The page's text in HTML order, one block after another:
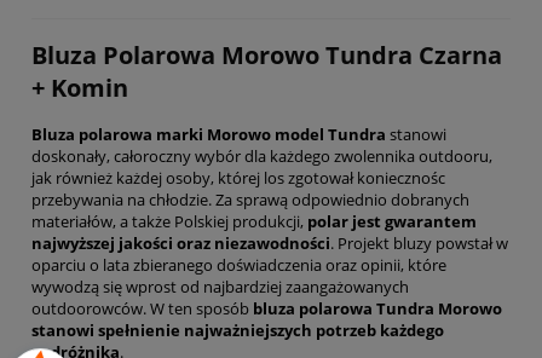
Bluza Polarowa Morowo Tundra Czarna
+ Komin
Bluza polarowa marki Morowo model Tundra stanowi
doskonały, całoroczny wybór dla każdego zwolennika outdooru,
jak również każdej osoby, której los zgotował koniecznośc
przebywania na chłodzie. Za sprawą odpowiednio dobranych
materiałów, a także Polskiej produkcji, polar jest gwarantem
najwyższej jakości oraz niezawodności. Projekt bluzy powstał w
oparciu o lata zbieranego doświadczenia oraz opinii, które
wywodzą się wprost od najbardziej zaangażowanych
outdoorowców. W ten sposób bluza polarowa Tundra Morowo
stanowi spełnienie najważniejszych potrzeb każdego
podróżnika.